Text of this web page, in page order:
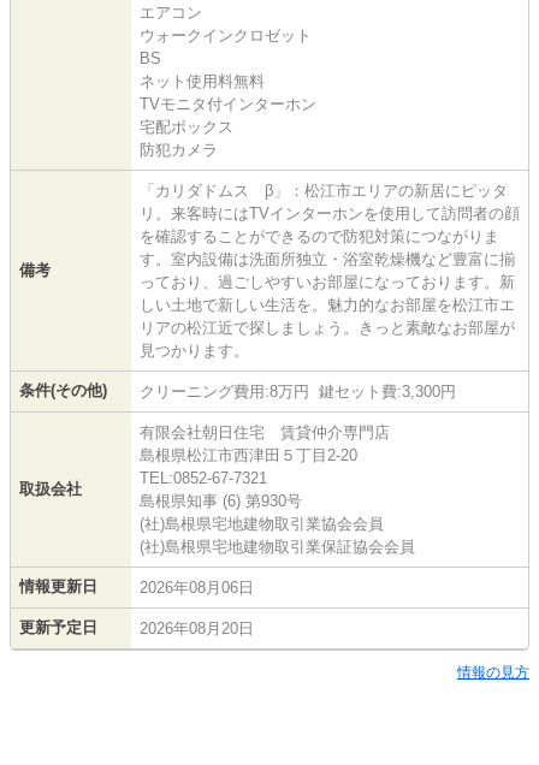
エアコン
ウォークインクロゼット
BS
ネット使用料無料
TVモニタ付インターホン
宅配ボックス
防犯カメラ
備考
「カリダドムス β」：松江市エリアの新居にピッタ
リ。来客時にはTVインターホンを使用して訪問者の顔
を確認することができるので防犯対策につながりま
す。室内設備は洗面所独立・浴室乾燥機など豊富に揃
っており、過ごしやすいお部屋になっております。新
しい土地で新しい生活を。魅力的なお部屋を松江市エ
リアの松江近で探しましょう。きっと素敵なお部屋が
見つかります。
条件(その他) クリーニング費用:8万円 鍵セット費:3,300円
取扱会社
有限会社朝日住宅 賃貸仲介専門店
島根県松江市西津田５丁目2-20
TEL:0852-67-7321
島根県知事 (6) 第930号
(社)島根県宅地建物取引業協会会員
(社)島根県宅地建物取引業保証協会会員
情報更新日 2026年08月06日
更新予定日 2026年08月20日
情報の見方